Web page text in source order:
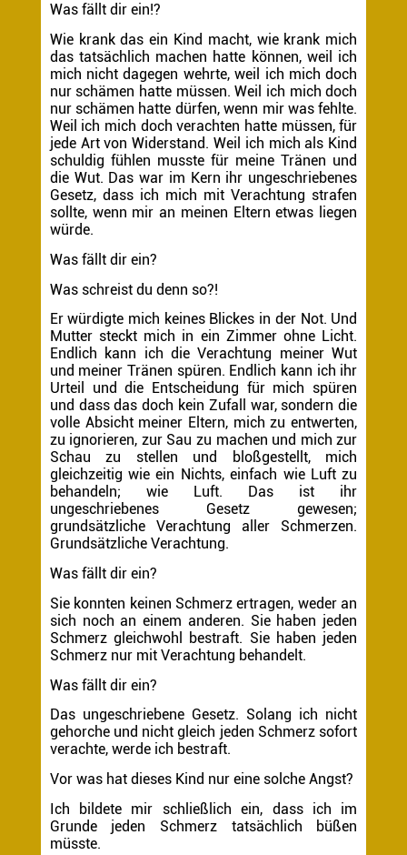
Was fällt dir ein!?
Wie krank das ein Kind macht, wie krank mich
das tatsächlich machen hatte können, weil ich
mich nicht dagegen wehrte, weil ich mich doch
nur schämen hatte müssen. Weil ich mich doch
nur schämen hatte dürfen, wenn mir was fehlte.
Weil ich mich doch verachten hatte müssen, für
jede Art von Widerstand. Weil ich mich als Kind
schuldig fühlen musste für meine Tränen und
die Wut. Das war im Kern ihr ungeschriebenes
Gesetz, dass ich mich mit Verachtung strafen
sollte, wenn mir an meinen Eltern etwas liegen
würde.
Was fällt dir ein?
Was schreist du denn so?!
Er würdigte mich keines Blickes in der Not. Und
Mutter steckt mich in ein Zimmer ohne Licht.
Endlich kann ich die Verachtung meiner Wut
und meiner Tränen spüren. Endlich kann ich ihr
Urteil und die Entscheidung für mich spüren
und dass das doch kein Zufall war, sondern die
volle Absicht meiner Eltern, mich zu entwerten,
zu ignorieren, zur Sau zu machen und mich zur
Schau zu stellen und bloßgestellt, mich
gleichzeitig wie ein Nichts, einfach wie Luft zu
behandeln; wie Luft. Das ist ihr
ungeschriebenes Gesetz gewesen;
grundsätzliche Verachtung aller Schmerzen.
Grundsätzliche Verachtung.
Was fällt dir ein?
Sie konnten keinen Schmerz ertragen, weder an
sich noch an einem anderen. Sie haben jeden
Schmerz gleichwohl bestraft. Sie haben jeden
Schmerz nur mit Verachtung behandelt.
Was fällt dir ein?
Das ungeschriebene Gesetz. Solang ich nicht
gehorche und nicht gleich jeden Schmerz sofort
verachte, werde ich bestraft.
Vor was hat dieses Kind nur eine solche Angst?
Ich bildete mir schließlich ein, dass ich im
Grunde jeden Schmerz tatsächlich büßen
müsste.